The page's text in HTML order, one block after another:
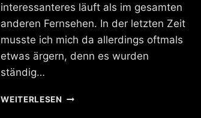
interessanteres läuft als im gesamten
anderen Fernsehen. In der letzten Zeit
musste ich mich da allerdings oftmals
etwas ärgern, denn es wurden
ständig…
WEITERLESEN24H